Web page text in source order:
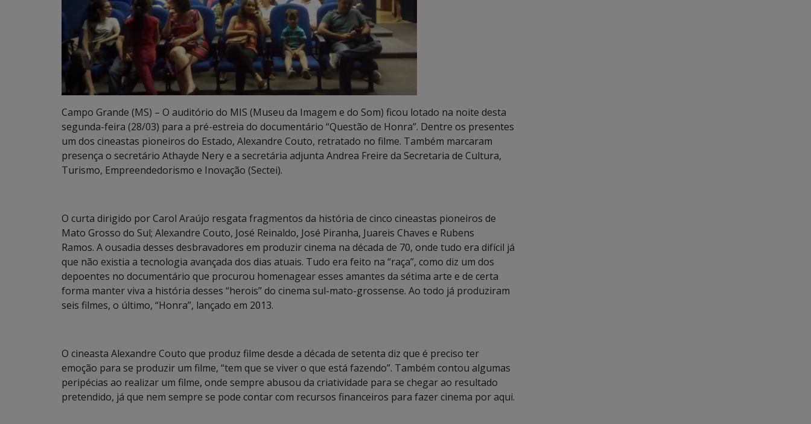
Campo Grande (MS) – O auditório do MIS (Museu da Imagem e do Som) ficou lotado na noite desta
segunda-feira (28/03) para a pré-estreia do documentário “Questão de Honra”. Dentre os presentes
um dos cineastas pioneiros do Estado, Alexandre Couto, retratado no filme. Também marcaram
presença o secretário Athayde Nery e a secretária adjunta Andrea Freire da Secretaria de Cultura,
Turismo, Empreendedorismo e Inovação (Sectei).
O curta dirigido por Carol Araújo resgata fragmentos da história de cinco cineastas pioneiros de
Mato Grosso do Sul; Alexandre Couto, José Reinaldo, José Piranha, Juareis Chaves e Rubens
Ramos. A ousadia desses desbravadores em produzir cinema na década de 70, onde tudo era difícil já
que não existia a tecnologia avançada dos dias atuais. Tudo era feito na “raça”, como diz um dos
depoentes no documentário que procurou homenagear esses amantes da sétima arte e de certa
forma manter viva a história desses “herois” do cinema sul-mato-grossense. Ao todo já produziram
seis filmes, o último, “Honra”, lançado em 2013.
O cineasta Alexandre Couto que produz filme desde a década de setenta diz que é preciso ter
emoção para se produzir um filme, “tem que se viver o que está fazendo”. Também contou algumas
peripécias ao realizar um filme, onde sempre abusou da criatividade para se chegar ao resultado
pretendido, já que nem sempre se pode contar com recursos financeiros para fazer cinema por aqui.